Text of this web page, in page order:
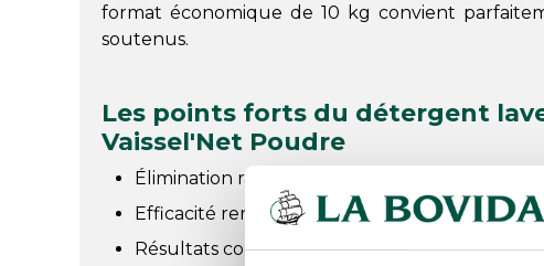
format économique de 10 kg convient
soutenus.
Les points forts du détergent
Vaissel'Net Poudre
Élimination rapide des graisses cuites et
Efficacité renforcée grâce à une alcalinité
Résultats constants en eau dure ou très dure